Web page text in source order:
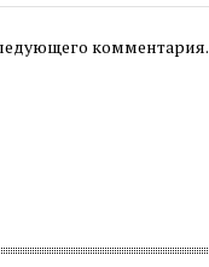
комментария.